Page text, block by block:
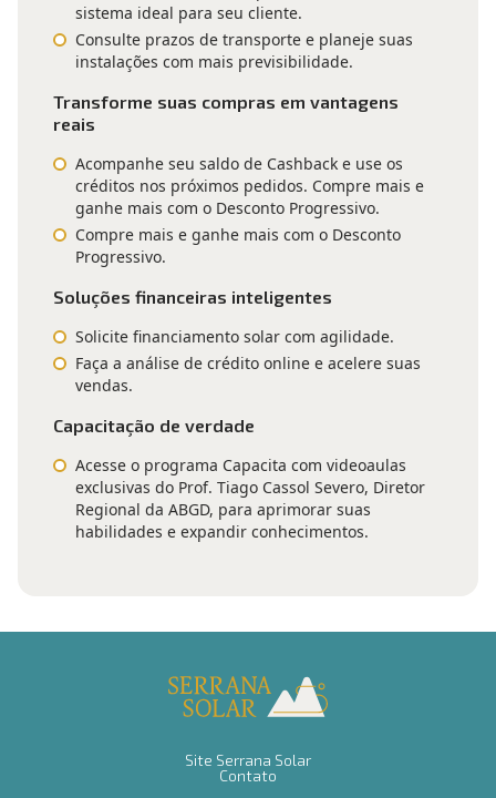
sistema ideal para seu cliente.
Consulte prazos de transporte e planeje suas
instalações com mais previsibilidade.
Transforme suas compras em vantagens
reais
Acompanhe seu saldo de Cashback e use os
créditos nos próximos pedidos. Compre mais e
ganhe mais com o Desconto Progressivo.
Compre mais e ganhe mais com o Desconto
Progressivo.
Soluções financeiras inteligentes
Solicite financiamento solar com agilidade.
Faça a análise de crédito online e acelere suas
vendas.
Capacitação de verdade
Acesse o programa Capacita com videoaulas
exclusivas do Prof. Tiago Cassol Severo, Diretor
Regional da ABGD, para aprimorar suas
habilidades e expandir conhecimentos.
Site Serrana Solar
Contato